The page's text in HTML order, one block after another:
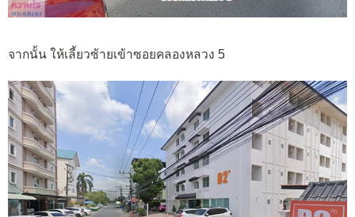
จากนั้น ให้เลี้ยวซ้ายเข้าซอยคลองหลวง 5